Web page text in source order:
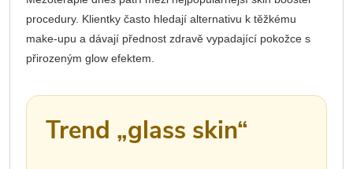
procedury. Klientky často hledají alternativu k těžkému
make-upu a dávají přednost zdravě vypadající pokožce s
přirozeným glow efektem.
Trend „glass skin“